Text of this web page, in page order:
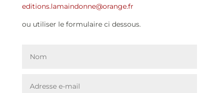
editions.lamaindonne@orange.fr
ou utiliser le formulaire ci dessous.